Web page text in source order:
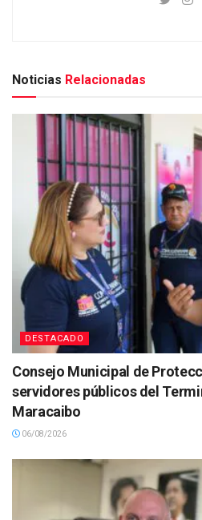
Noticias Relacionadas
DESTACADO
Consejo Municipal de
servidores públicos del
Maracaibo
06/08/2026